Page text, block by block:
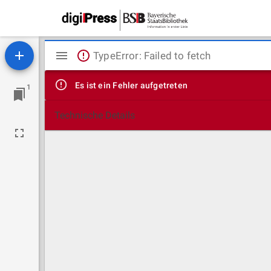
1
Mirador
Viewer
TypeError: Failed to fetch
Es ist ein Fehler aufgetreten
Technische Details